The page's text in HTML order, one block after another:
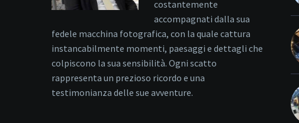
costantemente
accompagnati dalla sua
fedele macchina fotografica, con la quale cattura
instancabilmente momenti, paesaggi e dettagli che
colpiscono la sua sensibilità. Ogni scatto
rappresenta un prezioso ricordo e una
testimonianza delle sue avventure.